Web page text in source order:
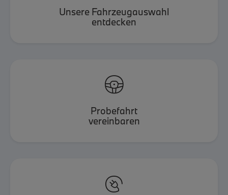
Unsere Fahrzeugauswahl
entdecken

Probefahrt
vereinbaren
